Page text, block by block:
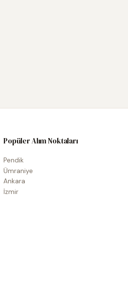
Popüler Alım Noktaları
Pendik
Ümraniye
Ankara
İzmir